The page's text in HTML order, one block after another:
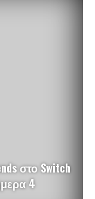
στο Switch
4